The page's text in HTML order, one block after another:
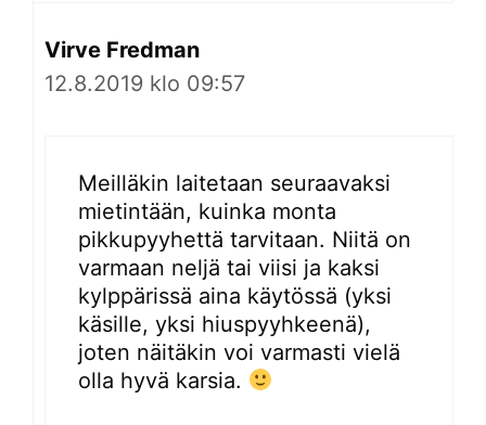
Virve Fredman
12.8.2019 klo 09:57
Meilläkin laitetaan seuraavaksi
mietintään, kuinka monta
pikkupyyhettä tarvitaan. Niitä on
varmaan neljä tai viisi ja kaksi
kylppärissä aina käytössä (yksi
käsille, yksi hiuspyyhkeenä),
joten näitäkin voi varmasti vielä
olla hyvä karsia.